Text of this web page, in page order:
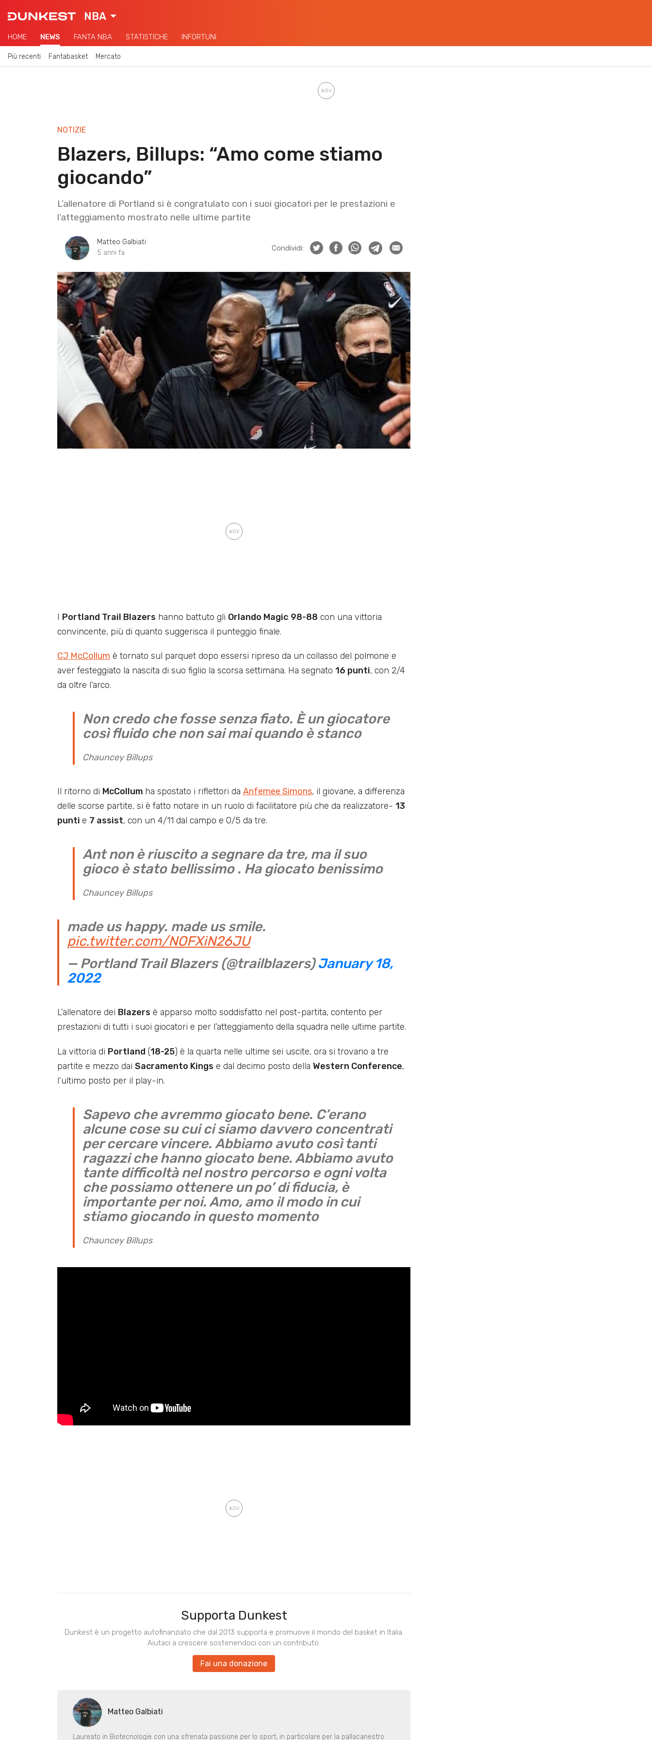
NBA
HOME NEWS FANTA NBA STATISTICHE INFORTUNI
Più recenti Fantabasket Mercato
NOTIZIE
Blazers, Billups: “Amo come stiamo
giocando”
L’allenatore di Portland si è congratulato con i suoi giocatori per le prestazioni e
l’atteggiamento mostrato nelle ultime partite
Matteo Galbiati
5 anni fa
Condividi:
I Portland Trail Blazers hanno battuto gli Orlando Magic 98-88 con una vittoria
convincente, più di quanto suggerisca il punteggio finale.
CJ McCollum è tornato sul parquet dopo essersi ripreso da un collasso del polmone e
aver festeggiato la nascita di suo figlio la scorsa settimana. Ha segnato 16 punti, con 2/4
da oltre l’arco.
Non credo che fosse senza fiato. È un giocatore
così fluido che non sai mai quando è stanco
Chauncey Billups
Il ritorno di McCollum ha spostato i riflettori da Anfernee Simons, il giovane, a differenza
delle scorse partite, si è fatto notare in un ruolo di facilitatore più che da realizzatore- 13
punti e 7 assist, con un 4/11 dal campo e 0/5 da tre.
Ant non è riuscito a segnare da tre, ma il suo
gioco è stato bellissimo . Ha giocato benissimo
Chauncey Billups
made us happy. made us smile.
pic.twitter.com/NOFXiN26JU
— Portland Trail Blazers (@trailblazers)January 18,
2022
L’allenatore dei Blazers è apparso molto soddisfatto nel post-partita, contento per
prestazioni di tutti i suoi giocatori e per l’atteggiamento della squadra nelle ultime partite.
La vittoria di Portland (18-25) è la quarta nelle ultime sei uscite, ora si trovano a tre
partite e mezzo dai Sacramento Kings e dal decimo posto della Western Conference,
l’ultimo posto per il play-in.
Sapevo che avremmo giocato bene. C’erano
alcune cose su cui ci siamo davvero concentrati
per cercare vincere. Abbiamo avuto così tanti
ragazzi che hanno giocato bene. Abbiamo avuto
tante difficoltà nel nostro percorso e ogni volta
che possiamo ottenere un po’ di fiducia, è
importante per noi. Amo, amo il modo in cui
stiamo giocando in questo momento
Chauncey Billups
Supporta Dunkest
Dunkest è un progetto autofinanziato che dal 2013 supporta e promuove il mondo del basket in Italia.
Aiutaci a crescere sostenendoci con un contributo.
Fai una donazione
Matteo Galbiati
Laureato in Biotecnologie con una sfrenata passione per lo sport, in particolare per la pallacanestro.